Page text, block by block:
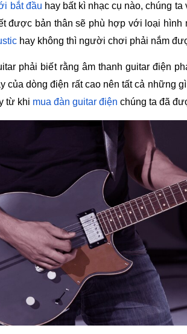
bắt đầu hay bất kì nhạc cụ nào, chúng
được bản thân sẽ phù hợp với loại hình
hay không thì người chơi phải nắm
phải biết rằng âm thanh guitar điện
của dòng điện rất cao nên tất cả những
từ khi mua đàn guitar điện chúng ta đã